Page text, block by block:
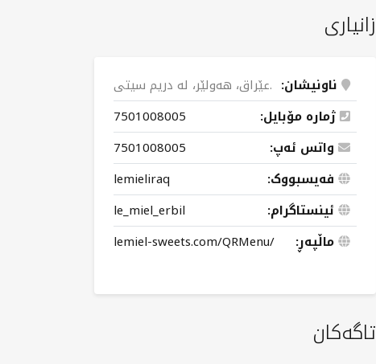
زانیاری
ناونیشان: عێراق، هەولێر، لە دریم سیتی.
ژمارە مۆبایل:
7501008005
واتس ئەپ:
7501008005
فەیسبووک:
lemieliraq
ئینستاگرام:
le_miel_erbil
ماڵپەڕ:
lemiel-sweets.com/QRMenu/
تاگەکان